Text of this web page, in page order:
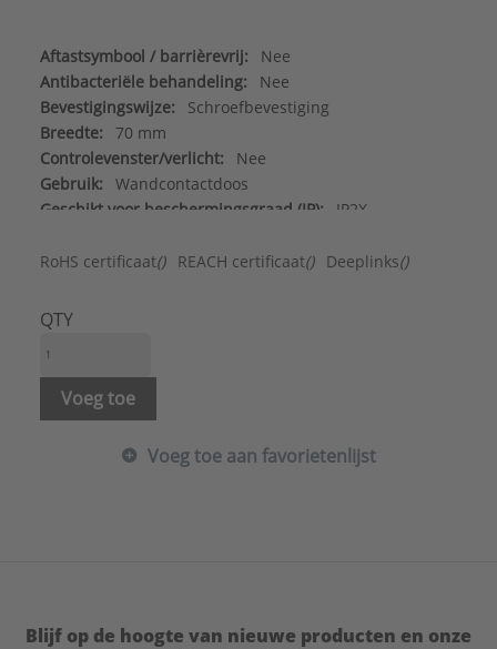
Aftastsymbool / barrièrevrij:
Nee
Antibacteriële behandeling:
Nee
Bevestigingswijze:
Schroefbevestiging
Breedte:
70 mm
Controlevenster/verlicht:
Nee
Gebruik:
Wandcontactdoos
Geschikt voor beschermingsgraad (IP):
IP2X
Halogeenvrij: Ja
Kleur:
Materiaal:
Materiaalkwaliteit:
Merk:
Jung
Met indicatieveld:
Centraalplaat
RoHS certificaat() REACH certificaat() Deeplinks()
QTY
Voeg toe
Voeg toe aan favorietenlijst
Blijf op de hoogte van nieuwe producten en onze